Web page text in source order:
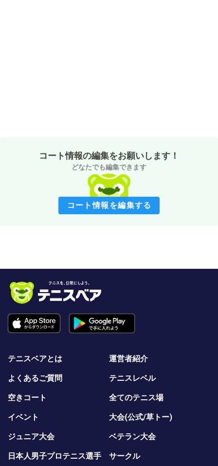
コート情報の編集をお願いします！
どなたでも編集できます
コート情報を編集する
テニスベアとは 運営者紹介
よくあるご質問 テニスレベル
空きコート 全てのテニス場
イベント 大会(公式/草トー)
ジュニア大会 ベテラン大会
日本人男子プロテニス選手 サークル